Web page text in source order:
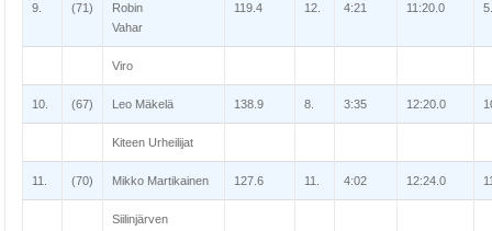
9. (71)
Robin
Vahar
119.4 12. 4:21 11:20.0 5.
Viro
10. (67) Leo Mäkelä 138.9 8. 3:35 12:20.0
Kiteen Urheilijat
11. (70) Mikko Martikainen 127.6 11. 4:02 12:24.0
Siilinjärven